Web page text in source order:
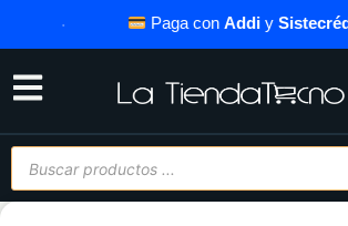
Paga conAddiySistecrédito